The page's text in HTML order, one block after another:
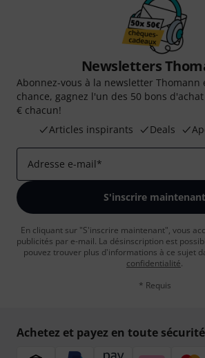
Newsletters
Abonnez-vous à la newsletter Thomann
chance, gagnez l'un des 50 bons
€ chacun!
Articles inspirants
Deals
Adresse e-mail*
S'inscrire maintenant
En cliquant sur "S'inscrire maintenant", vous
publicités par e-mail. La désinscription est
pouvez trouver plus d'informations à ce sujet
confidentialité.
* Requis
Achetez et payez en toute sécurité